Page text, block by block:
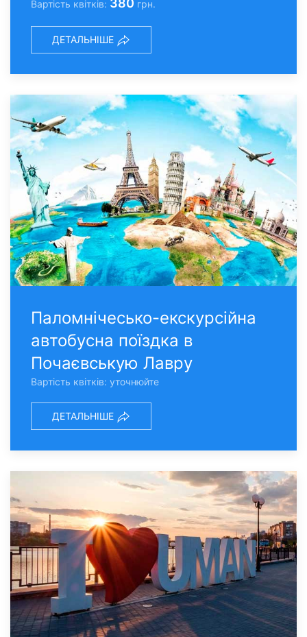
Вартість квітків: 380 грн.
ДЕТАЛЬНІШЕ
Паломнічесько-екскурсійна
автобусна поїздка в
Почаєвськую Лавру
Вартість квітків: уточнюйте
ДЕТАЛЬНІШЕ